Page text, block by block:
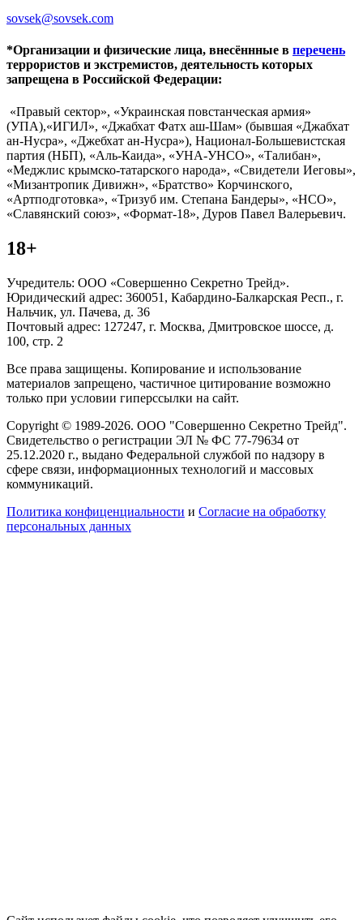
sovsek@sovsek.com
*Организации и физические лица, внесённные в перечень
террористов и экстремистов, деятельность которых
запрещена в Российской Федерации:
«Правый сектор», «Украинская повстанческая армия»
(УПА),«ИГИЛ», «Джабхат Фатх аш-Шам» (бывшая «Джабхат
ан-Нусра», «Джебхат ан-Нусра»), Национал-Большевистская
партия (НБП), «Аль-Каида», «УНА-УНСО», «Талибан»,
«Меджлис крымско-татарского народа», «Свидетели Иеговы»,
«Мизантропик Дивижн», «Братство» Корчинского,
«Артподготовка», «Тризуб им. Степана Бандеры», «НСО»,
«Славянский союз», «Формат-18», Дуров Павел Валерьевич.
18+
Учредитель: ООО «Совершенно Секретно Трейд».
Юридический адрес: 360051, Кабардино-Балкарская Респ., г.
Нальчик, ул. Пачева, д. 36
Почтовый адрес: 127247, г. Москва, Дмитровское шоссе, д.
100, стр. 2
Все права защищены. Копирование и использование
материалов запрещено, частичное цитирование возможно
только при условии гиперссылки на сайт.
Copyright © 1989-2026. ООО "Совершенно Секретно Трейд".
Свидетельство о регистрации ЭЛ № ФС 77-79634 от
25.12.2020 г., выдано Федеральной службой по надзору в
сфере связи, информационных технологий и массовых
коммуникаций.
Политика конфиценциальности и Согласие на обработку
персональных данных